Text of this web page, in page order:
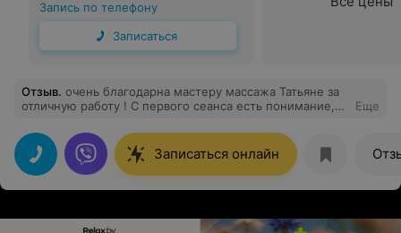
Запись по телефону
Записаться
Отзыв. очень благодарна мастеру массажа Татьяне за
отличную работу ! С первого сеанса есть понимание,
ненавязчивая коммуникация, что важно когда
необходимо расслабиться!Все очень комфортно!Шчыра
дзякуй Татьяне!И еще ! С порога попадаешь в в
оооочень приветливую атмосферу, благодаря
администраторам!Всем спасибо!
Еще
Записаться онлайн